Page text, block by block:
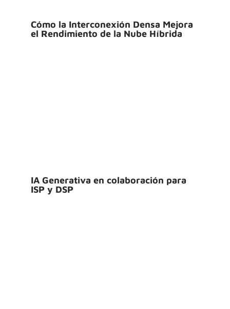
Cómo la Interconexión Densa Mejora
el Rendimiento de la Nube Híbrida
IA Generativa en colaboración para
ISP y DSP